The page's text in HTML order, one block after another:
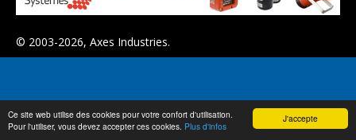
J'accepte
Ce site web utilise des cookies pour votre confort d'utilisation.
Pour l'utiliser, vous devez accepter ces cookies. Plus d'infos
© 2003-2026, Axes Industries.